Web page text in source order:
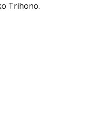
Trihono.